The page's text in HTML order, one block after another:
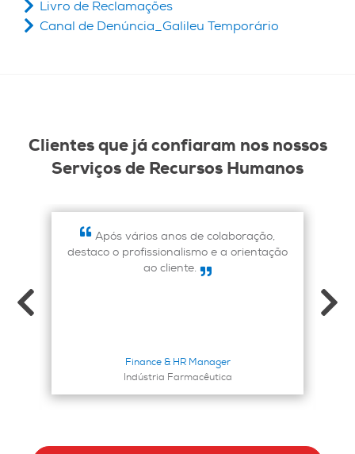
Livro de Reclamações
Canal de Denúncia_Galileu Temporário
Clientes que já confiaram nos nossos
Serviços de Recursos Humanos
Após vários anos de colaboração,
destaco o profissionalismo e a orientação
ao cliente.
Finance & HR Manager
Indústria Farmacêutica